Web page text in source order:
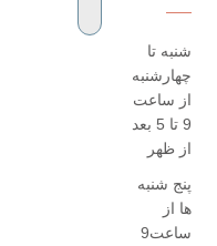
شنبه تا
چهارشنبه
از ساعت
9 تا 5 بعد
از ظهر
پنج شنبه
ها از
ساعت9